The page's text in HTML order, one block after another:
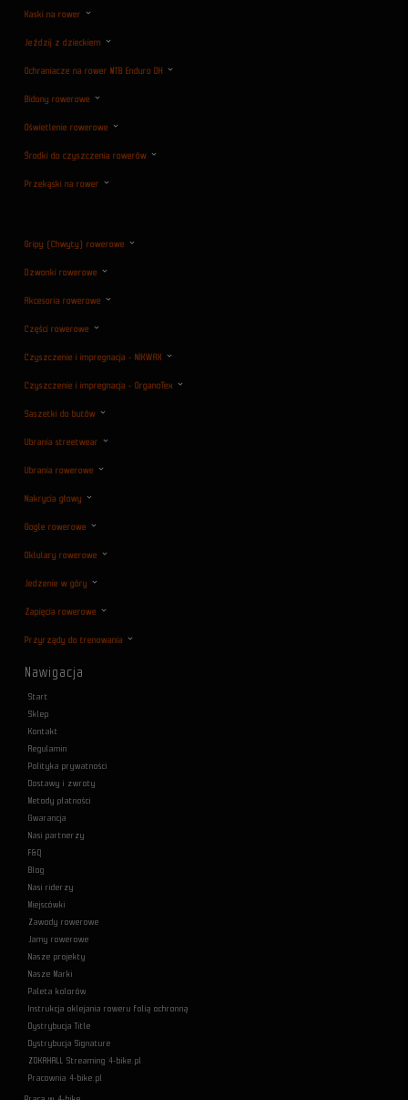
Kaski na rower
Jeździj z dzieckiem
Ochraniacze na rower MTB Enduro DH
Bidony rowerowe
Oświetlenie rowerowe
Środki do czyszczenia rowerów
Przekąski na rower
Gripy (Chwyty) rowerowe
Dzwonki rowerowe
Akcesoria rowerowe
Części rowerowe
Czyszczenie i impregnacja - NIKWAX
Czyszczenie i impregnacja - OrganoTex
Saszetki do butów
Ubrania streetwear
Ubrania rowerowe
Nakrycia głowy
Gogle rowerowe
Oklulary rowerowe
Jedzenie w góry
Zapięcia rowerowe
Przyrządy do trenowania
Nawigacja
Start
Sklep
Kontakt
Regulamin
Polityka prywatności
Dostawy i zwroty
Metody płatności
Gwarancja
Nasi partnerzy
F&Q
Blog
Nasi riderzy
Miejscówki
Zawody rowerowe
Jamy rowerowe
Nasze projekty
Nasze Marki
Paleta kolorów
Instrukcja oklejania roweru folią ochronną
Dystrybucja Title
Dystrybucja Signature
ZOKAHALL Streaming 4-bike.pl
Pracownia 4-bike.pl